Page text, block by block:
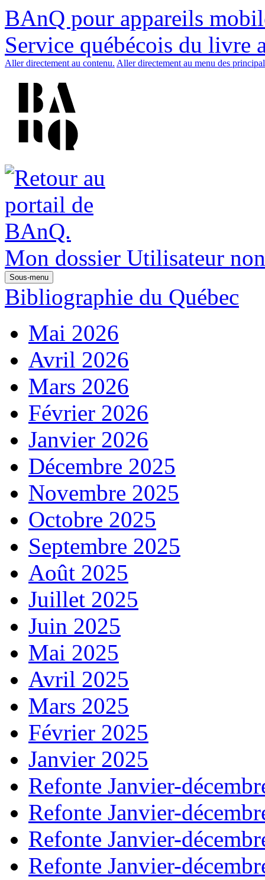
BAnQ pour appareils
Service québécois du livre
Aller directement au contenu. Aller directement au menu des
Mon dossier Utilisateur
Sous-menu
Bibliographie du Québec
Mai 2026
Avril 2026
Mars 2026
Février 2026
Janvier 2026
Décembre 2025
Novembre 2025
Octobre 2025
Septembre 2025
Août 2025
Juillet 2025
Juin 2025
Mai 2025
Avril 2025
Mars 2025
Février 2025
Janvier 2025
Refonte Janvier-
Refonte Janvier-
Refonte Janvier-
Refonte Janvier-